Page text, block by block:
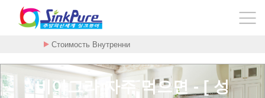
Стоимость Внутренни
비아그라 자주 먹으면 - [ 성